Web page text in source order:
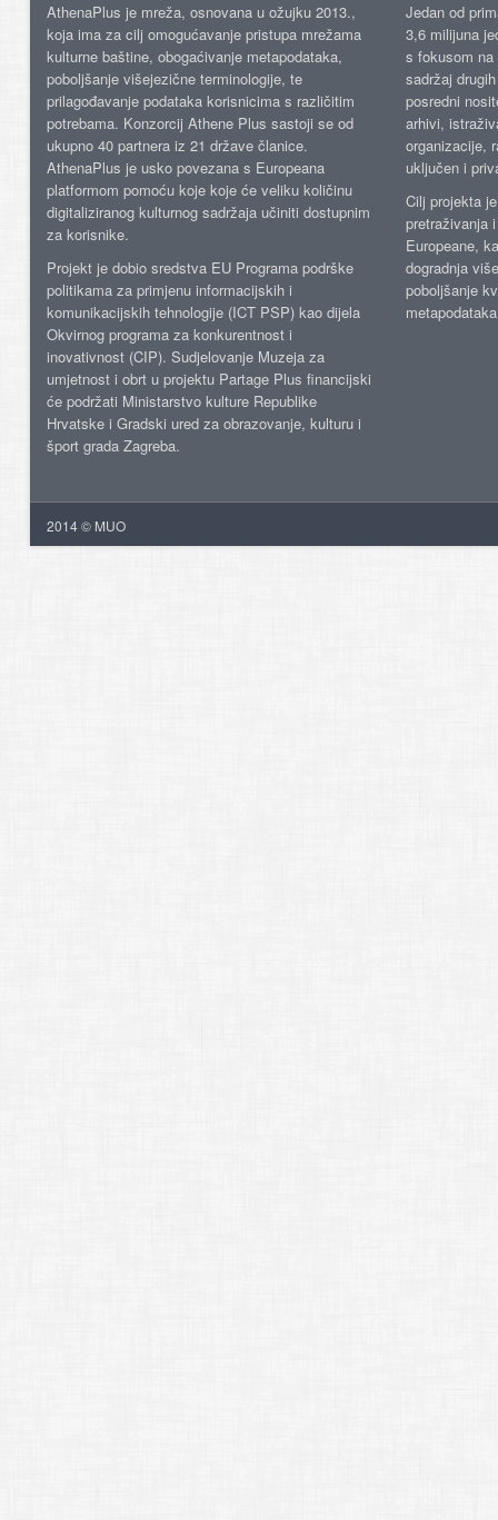
AthenaPlus je mreža, osnovana u ožujku 2013.,
koja ima za cilj omogućavanje pristupa mrežama
kulturne baštine, obogaćivanje metapodataka,
poboljšanje višejezične terminologije, te
prilagođavanje podataka korisnicima s različitim
potrebama. Konzorcij Athene Plus sastoji se od
ukupno 40 partnera iz 21 države članice.
AthenaPlus je usko povezana s Europeana
platformom pomoću koje koje će veliku količinu
digitaliziranog kulturnog sadržaja učiniti dostupnim
za korisnike.
Projekt je dobio sredstva EU Programa podrške
politikama za primjenu informacijskih i
komunikacijskih tehnologije (ICT PSP) kao dijela
Okvirnog programa za konkurentnost i
inovativnost (CIP). Sudjelovanje Muzeja za
umjetnost i obrt u projektu Partage Plus financijski
će podržati Ministarstvo kulture Republike
Hrvatske i Gradski ured za obrazovanje, kulturu i
šport grada Zagreba.
Jedan od
3,6 milijuna
s fokusom
sadržaj
posredni
arhivi,
organizacije,
uključen i
Cilj projekta
pretraživanja
Europeane,
dogradnja
poboljšanje
2014 © MUO